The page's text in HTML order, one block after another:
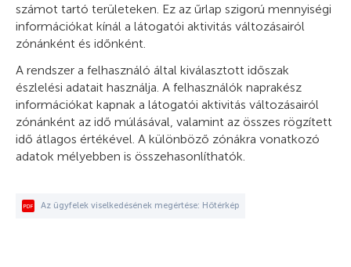
számot tartó területeken. Ez az űrlap szigorú mennyiségi
információkat kínál a látogatói aktivitás változásairól
zónánként és időnként.
A rendszer a felhasználó által kiválasztott időszak
észlelési adatait használja. A felhasználók naprakész
információkat kapnak a látogatói aktivitás változásairól
zónánként az idő múlásával, valamint az összes rögzített
idő átlagos értékével. A különböző zónákra vonatkozó
adatok mélyebben is összehasonlíthatók.
Az ügyfelek viselkedésének megértése: Hőtérkép